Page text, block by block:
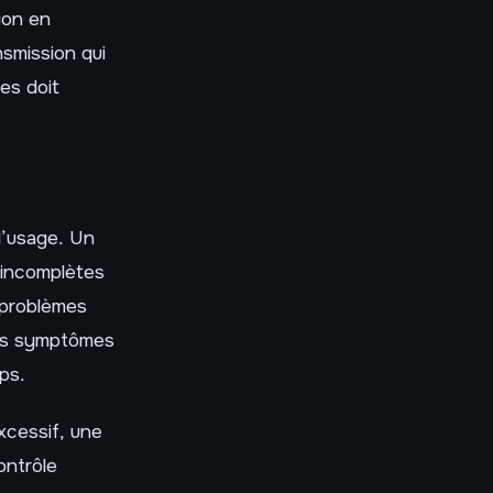
en
qui
doit
Un
symptômes
une